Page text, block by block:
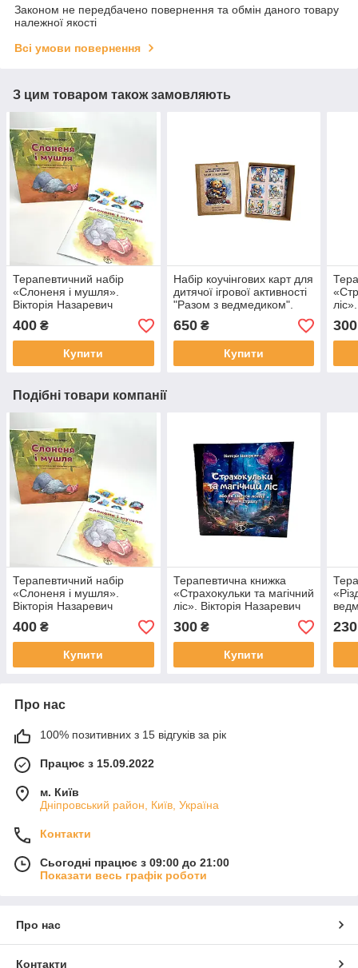
Законом не передбачено повернення та обмін даного товару
належної якості
Всі умови повернення
З цим товаром також замовляють
Терапевтичний набір
«Слоненя і мушля».
Вікторія Назаревич
400 ₴
Купити
Набір коучінгових карт для
дитячої ігрової активності
"Разом з ведмедиком".
Вікторія Назаревич
650₴
Купити
300
Подібні товари компанії
Терапевтичний набір
«Слоненя і мушля».
Вікторія Назаревич
400 ₴
Купити
Терапевтична книжка
«Страхокульки та магічний
ліс». Вікторія Назаревич
300₴
Купити
230
Про нас
100% позитивних з 15 відгуків за рік
Працює з 15.09.2022
м. Київ
Дніпровський район, Київ, Україна
Контакти
Сьогодні працює з 09:00 до 21:00
Показати весь графік роботи
Про нас
Контакти